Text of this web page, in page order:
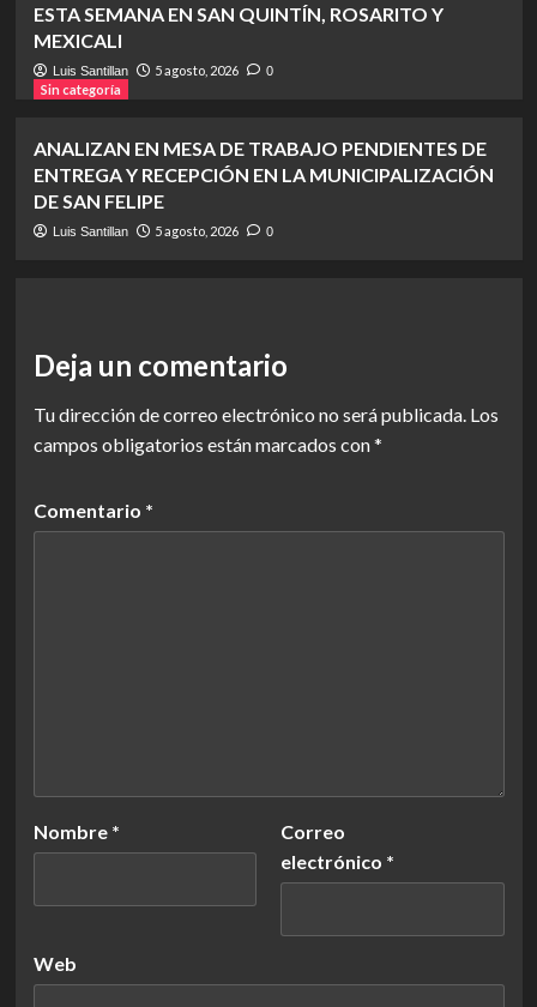
ESTA SEMANA EN SAN QUINTÍN, ROSARITO Y
MEXICALI
Luis Santillan 5 agosto, 2026 0
Sin categoría
ANALIZAN EN MESA DE TRABAJO PENDIENTES DE
ENTREGA Y RECEPCIÓN EN LA MUNICIPALIZACIÓN
DE SAN FELIPE
Luis Santillan 5 agosto, 2026 0
Deja un comentario
Tu dirección de correo electrónico no será publicada. Los
campos obligatorios están marcados con*
Comentario *
Nombre *
Correo
electrónico *
Web